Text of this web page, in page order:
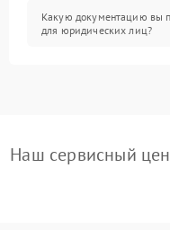
Какую документацию вы
для юридических лиц?
Наш сервисный